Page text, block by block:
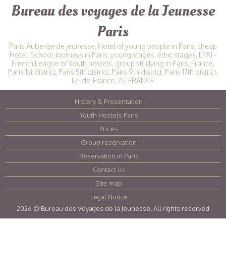
Bureau des voyages de la Jeunesse
Paris
Paris Auberge de jeunesse, Hotel of young people in Paris, cheap
Hotel, School Journeys in Paris, young stages, éthic stages, LFAJ -
French League of Youth hostels, group studying in Paris, France,
Paris 1st district, Paris 5th district, Paris 9th district, Paris 17th district,
Ile-de-France, 75, FRANCE
History & Presentation
Youth Hostels Paris
Prices
Group reservation
Reservation in Paris
Contact us
Site map
Legal Notice
2026 © Bureau des Voyages de la Jeunesse. All rights reserved